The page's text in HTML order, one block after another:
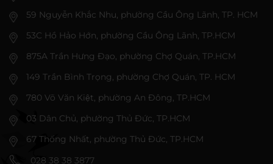
59 Nguyễn Khắc Nhu, phường Cầu Ông Lãnh, TP. HCM
53C Hồ Hảo Hớn, phường Cầu Ông Lãnh, TP.HCM
875A Trần Hưng Đạo, phường Chợ Quán, TP.HCM
149 Trần Bình Trọng, phường Chợ Quán, TP. HCM
780 Võ Văn Kiệt, phường An Đông, TP.HCM
03 Dân Chủ, phường Thủ Đức, TP.HCM
67 Thống Nhất, phường Thủ Đức, TP.HCM
028 38 38 3877